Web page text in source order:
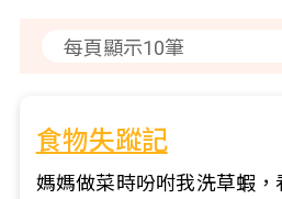
食物失蹤記
媽媽做菜時吩咐我洗草蝦